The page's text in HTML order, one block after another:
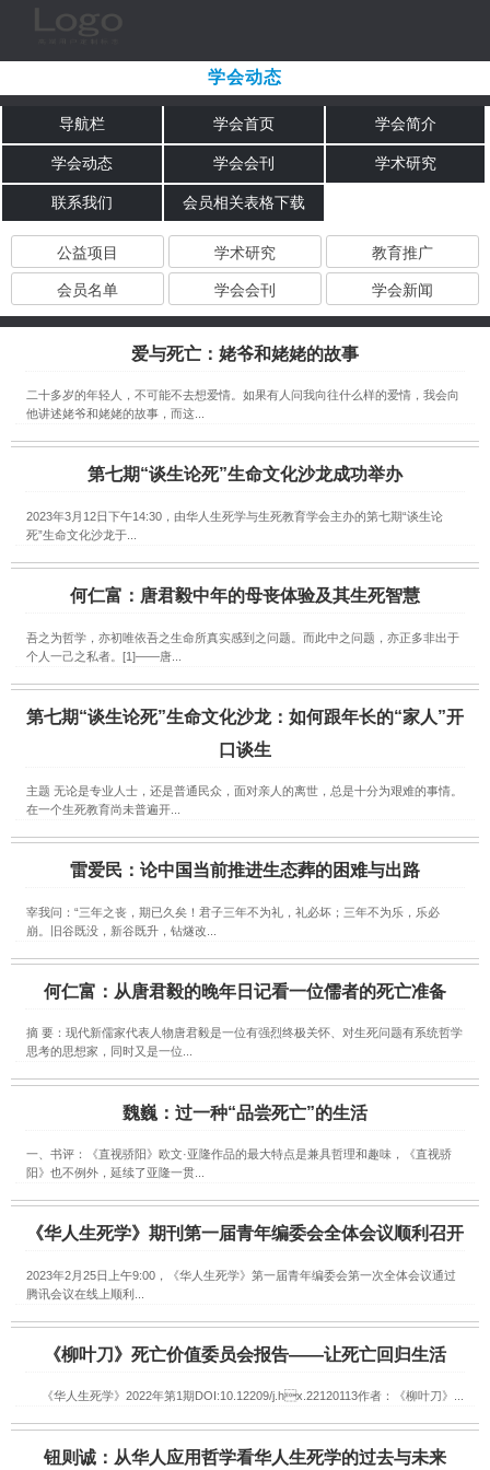
学会动态
导航栏 学会首页 学会简介
学会动态 学会会刊 学术研究
联系我们 会员相关表格下载
公益项目 学术研究 教育推广
会员名单 学会会刊 学会新闻
爱与死亡：姥爷和姥姥的故事
二十多岁的年轻人，不可能不去想爱情。如果有人问我向往什么样的爱情，我会向
他讲述姥爷和姥姥的故事，而这...
第七期“谈生论死”生命文化沙龙成功举办
2023年3月12日下午14:30，由华人生死学与生死教育学会主办的第七期“谈生论
死”生命文化沙龙于...
何仁富：唐君毅中年的母丧体验及其生死智慧
吾之为哲学，亦初唯依吾之生命所真实感到之问题。而此中之问题，亦正多非出于
个人一己之私者。[1]——唐...
第七期“谈生论死”生命文化沙龙：如何跟年长的“家人”开
口谈生
主题 无论是专业人士，还是普通民众，面对亲人的离世，总是十分为艰难的事情。
在一个生死教育尚未普遍开...
雷爱民：论中国当前推进生态葬的困难与出路
宰我问：“三年之丧，期已久矣！君子三年不为礼，礼必坏；三年不为乐，乐必
崩。旧谷既没，新谷既升，钻燧改...
何仁富：从唐君毅的晚年日记看一位儒者的死亡准备
摘 要：现代新儒家代表人物唐君毅是一位有强烈终极关怀、对生死问题有系统哲学
思考的思想家，同时又是一位...
魏巍：过一种“品尝死亡”的生活
一、书评：《直视骄阳》欧文·亚隆作品的最大特点是兼具哲理和趣味，《直视骄
阳》也不例外，延续了亚隆一贯...
《华人生死学》期刊第一届青年编委会全体会议顺利召开
2023年2月25日上午9:00，《华人生死学》第一届青年编委会第一次全体会议通过
腾讯会议在线上顺利...
《柳叶刀》死亡价值委员会报告——让死亡回归生活
《华人生死学》2022年第1期DOI:10.12209/j.hx.22120113作者：《柳叶刀》...
钮则诚：从华人应用哲学看华人生死学的过去与未来